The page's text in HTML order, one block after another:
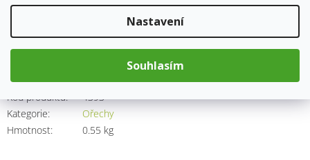
Nastavení
Souhlasím
Kód produktu:
4393
Kategorie:
Ořechy
Hmotnost: 0.55 kg
182 Kč
Měrná
cena:
Přidat do košíku